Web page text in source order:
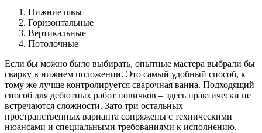
Нижние швы
Горизонтальные
Вертикальные
Потолочные
Если бы можно было выбирать, опытные мастера выбрали бы
сварку в нижнем положении. Это самый удобный способ, к
тому же лучше контролируется сварочная ванна. Подходящий
способ для дебютных работ новичков – здесь практически не
встречаются сложности. Зато три остальных
пространственных варианта сопряжены с техническими
нюансами и специальными требованиями к исполнению.